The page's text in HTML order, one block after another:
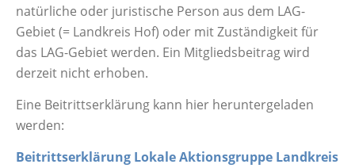
natürliche oder juristische Person aus dem LAG-
Gebiet (= Landkreis Hof) oder mit Zuständigkeit für
das LAG-Gebiet werden. Ein Mitgliedsbeitrag wird
derzeit nicht erhoben.
Eine Beitrittserklärung kann hier heruntergeladen
werden:
Beitrittserklärung Lokale Aktionsgruppe Landkreis